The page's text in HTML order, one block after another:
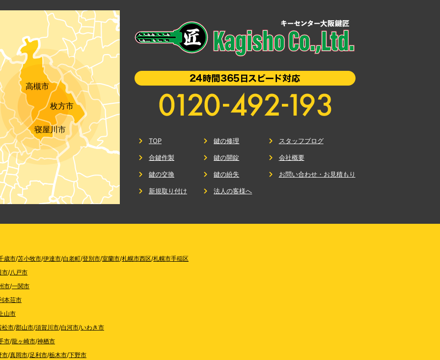
高槻市
枚方市
寝屋川市
TOP
合鍵作製
鍵の交換
新規取り付け
鍵の修理
鍵の開錠
鍵の紛失
法人の客様へ
スタッフブログ
会社概要
お問い合わせ・お見積もり
歳市/苫小牧市/伊達市/白老町/登別市/室蘭市/札幌市西区/札幌市手稲区
市/八戸市
市/一関市
本荘市
山市
松市/郡山市/須賀川市/白河市/いわき市
市/龍ヶ崎市/神栖市
市/真岡市/足利市/栃木市/下野市